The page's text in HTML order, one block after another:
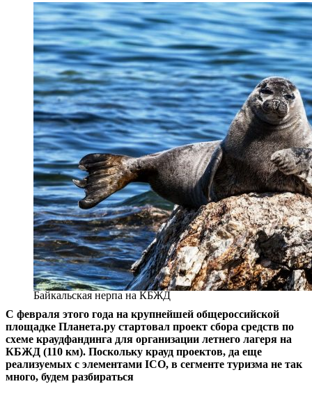
Байкальская нерпа на КБЖД
С февраля этого года на крупнейшей общероссийской
площадке Планета.ру стартовал проект сбора средств по
схеме краудфандинга для организации летнего лагеря на
КБЖД (110 км). Поскольку крауд проектов, да еще
реализуемых с элементами ICO, в сегменте туризма не так
много, будем разбираться